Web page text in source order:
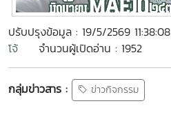
ปรับปรุงข้อมูล : 19/5/2569 11:38:08
โจ้
จำนวนผู้เปิดอ่าน : 1952
กลุ่มข่าวสาร : ข่าวกิจกรรม